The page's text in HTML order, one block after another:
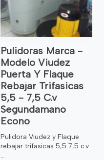
Pulidoras Marca -
Modelo Viudez
Puerta Y Flaque
Rebajar Trifasicas
5,5 - 7,5 C.v
Segundamano
Econo
Pulidora Viudez y Flaque
rebajar trifasicas 5,5 7,5 c.v
...